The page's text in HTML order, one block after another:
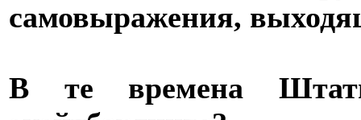
самовыражения,
В те времена